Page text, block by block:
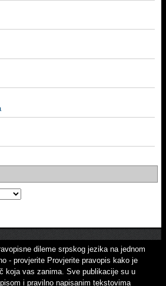
dileme srpskog jezika na jednom
- provjerite Provjerite pravopis kako je
koja vas zanima. Sve publikacije su u
i pravilno napisanim tekstovima